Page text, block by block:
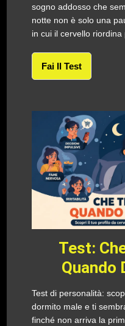
sogno addosso che
notte non è solo una
in cui il cervello
Fai Il Test
Test:
Quando
Test di personalità:
dormito male e ti
finché non arriva la